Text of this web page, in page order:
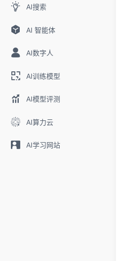
AI搜索
AI 智能体
AI数字人
AI训练模型
AI模型评测
AI算力云
AI学习网站